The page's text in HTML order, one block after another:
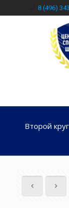
8 (496)
Второй